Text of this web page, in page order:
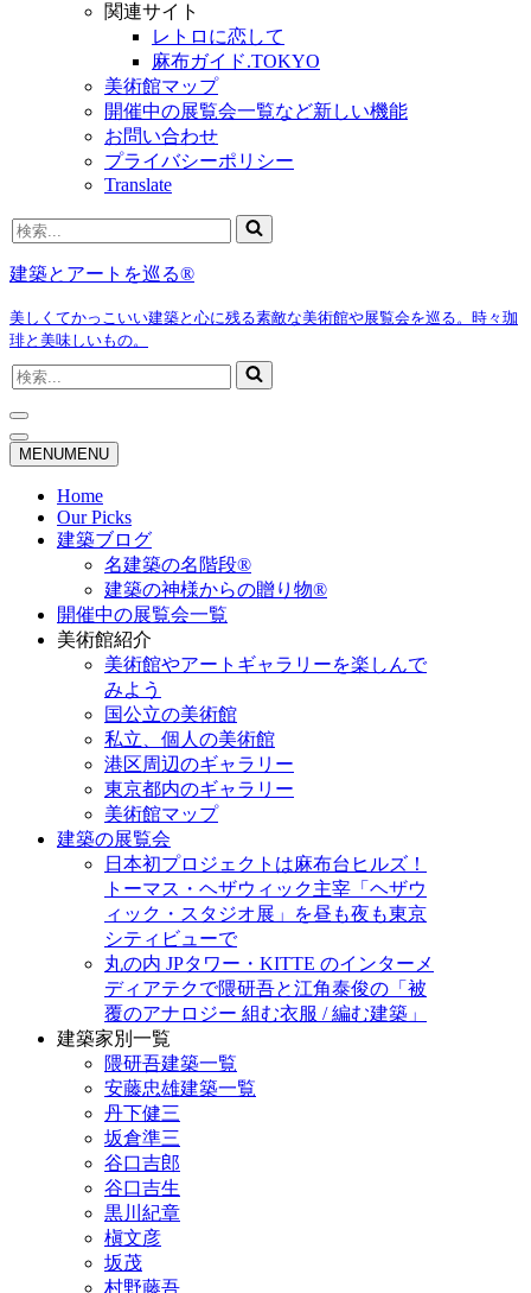
関連サイト
レトロに恋して
麻布ガイド.TOKYO
美術館マップ
開催中の展覧会一覧など新しい機能
お問い合わせ
プライバシーポリシー
Translate
検
索...
建築とアートを巡る®
美しくてかっこいい建築と心に残る素敵な美術館や展覧会を巡る。時々珈
琲と美味しいもの。
検
索...
ナ
ビ
ゲ
ナ
ビ
MENUMENU
Home
Our Picks
建築ブログ
名建築の名階段®
建築の神様からの贈り物®
開催中の展覧会一覧
美術館紹介
美術館やアートギャラリーを楽しんで
みよう
国公立の美術館
私立、個人の美術館
港区周辺のギャラリー
東京都内のギャラリー
美術館マップ
建築の展覧会
日本初プロジェクトは麻布台ヒルズ！
トーマス・ヘザウィック主宰「ヘザウ
ィック・スタジオ展」を昼も夜も東京
シティビューで
丸の内 JPタワー・KITTE のインターメ
ディアテクで隈研吾と江角泰俊の「被
覆のアナロジー 組む衣服 / 編む建築」
建築家別一覧
隈研吾建築一覧
安藤忠雄建築一覧
丹下健三
坂倉準三
谷口吉郎
谷口吉生
黒川紀章
槇文彦
坂茂
村野藤吾